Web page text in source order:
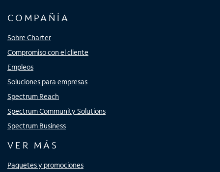
COMPAÑÍA
Sobre Charter
Compromiso con el cliente
Empleos
Soluciones para empresas
Spectrum Reach
Spectrum Community Solutions
Spectrum Business
VER MÁS
Paquetes y promociones